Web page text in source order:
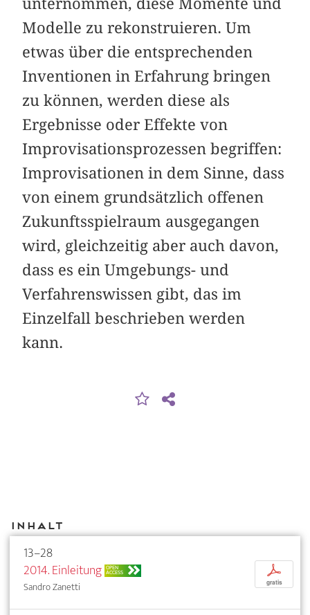
unternommen, diese Momente und
Modelle zu rekonstruieren. Um
etwas über die entsprechenden
Inventionen in Erfahrung bringen
zu können, werden diese als
Ergebnisse oder Effekte von
Improvisationsprozessen begriffen:
Improvisationen in dem Sinne, dass
von einem grundsätzlich offenen
Zukunftsspielraum ausgegangen
wird, gleichzeitig aber auch davon,
dass es ein Umgebungs- und
Verfahrenswissen gibt, das im
Einzelfall beschrieben werden
kann.
Inhalt
13–28
2014. Einleitung OPEN
ACCESS
Sandro Zanetti
p
gratis